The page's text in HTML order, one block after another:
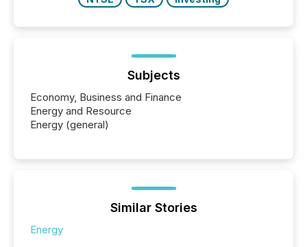
Subjects
Economy, Business and Finance
Energy and Resource
Energy (general)
Similar Stories
Energy